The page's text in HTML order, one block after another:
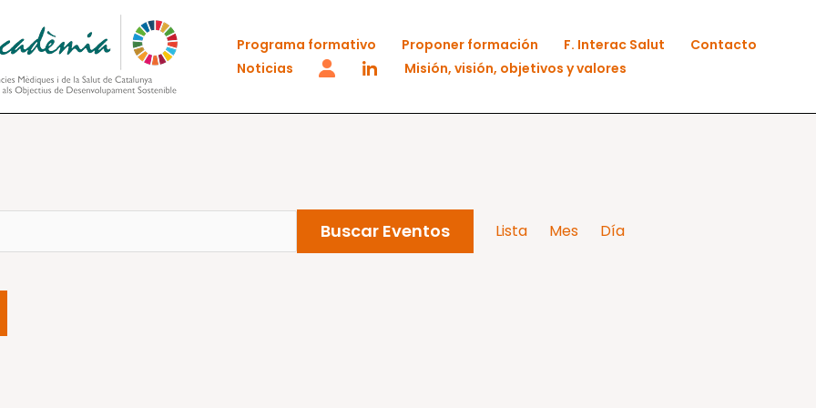
Programa formativo Proponer formación F. Interac Salut
Contacto
Noticias
Misión, visión, objetivos y valores
Buscar Eventos
de
Lista Mes Día